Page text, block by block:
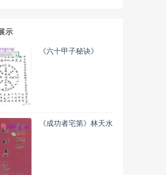
示
《六十甲子秘诀》
《成功者宅第》林天水